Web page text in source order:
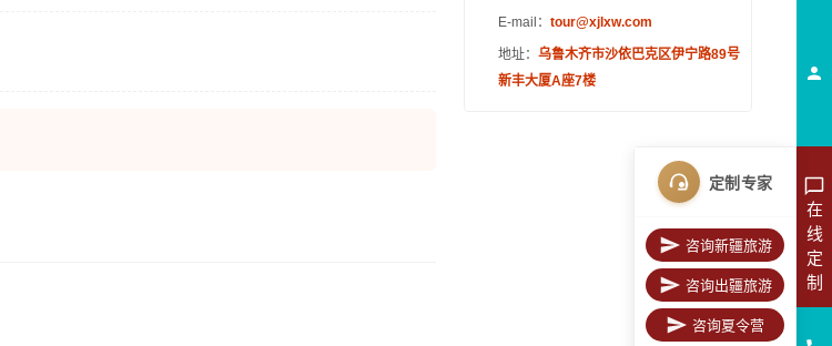
E-mail： tour@xjlxw.com
地址： 乌鲁木齐市沙依巴克区伊宁路89号
新丰大厦A座7楼
在
线
定
制
定制专家
咨询新疆旅游
咨询出疆旅游
咨询夏令营